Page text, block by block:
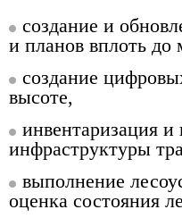
создание и
и планов вплоть до
создание
высоте,
инвентаризация и
инфраструктуры
выполнение
оценка состояния